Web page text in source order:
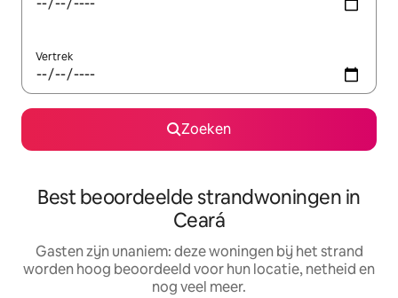
Vertrek
Zoeken
Best beoordeelde strandwoningen in
Ceará
Gasten zijn unaniem: deze woningen bij het strand
worden hoog beoordeeld voor hun locatie, netheid en
nog veel meer.